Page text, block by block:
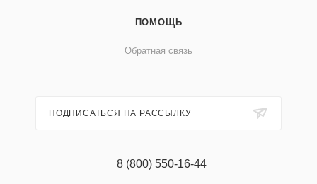
ПОМОЩЬ
Обратная связь
ПОДПИСАТЬСЯ НА РАССЫЛКУ
8 (800) 550-16-44